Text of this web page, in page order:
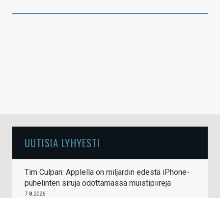
UUTISIA LYHYESTI
Tim Culpan: Applella on miljardin edestä iPhone-
puhelinten siruja odottamassa muistipiirejä
7.8.2026